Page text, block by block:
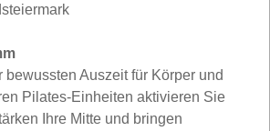
bewussten Auszeit für Körper und
Pilates-Einheiten aktivieren Sie
Ihre Mitte und bringen